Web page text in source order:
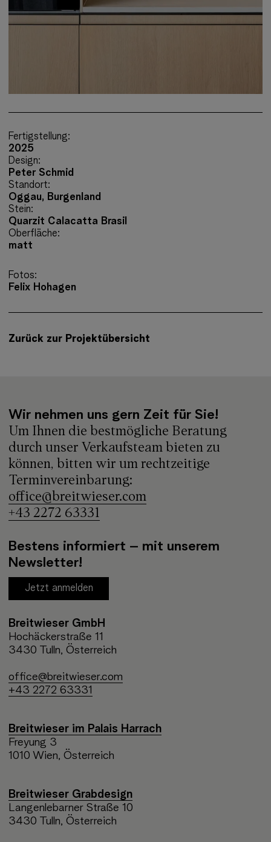
Fertigstellung:
2025
Design:
Peter Schmid
Standort:
Oggau, Burgenland
Stein:
Quarzit Calacatta Brasil
Oberfläche:
matt
Fotos:
Felix Hohagen
Zurück zur Projektübersicht
Wir nehmen uns gern Zeit für Sie!
Um Ihnen die bestmögliche Beratung
durch unser Verkaufsteam bieten zu
können, bitten wir um rechtzeitige
Terminvereinbarung:
office@breitwieser.com
+43 2272 63331
Bestens informiert – mit unserem
Newsletter!
Jetzt anmelden
Breitwieser GmbH
Hochäckerstraße 11
3430 Tulln, Österreich
office@breitwieser.com
+43 2272 63331
Breitwieser im Palais Harrach
Freyung 3
1010 Wien, Österreich
Breitwieser Grabdesign
Langenlebarner Straße 10
3430 Tulln, Österreich